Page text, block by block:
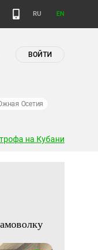
RU EN
ВОЙТИ
Осетия
на Кубани